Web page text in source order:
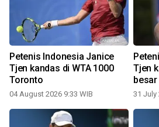
Petenis Indonesia Janice
Tjen kandas di WTA 1000
Toronto
04 August 2026 9:33 WIB
Tjen
besar
31 July